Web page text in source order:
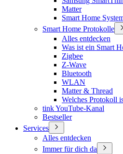
Matter
Smart Home
Smart Home Protokolle
Alles entdecken
Was ist ein Smart
Zigbee
Z-Wave
Bluetooth
WLAN
Matter & Thread
Welches Protokoll
tink YouTube-Kanal
Bestseller
Services
Alles entdecken
Immer für dich da